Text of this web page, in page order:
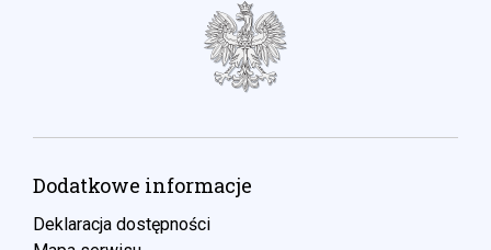
Dodatkowe informacje
Deklaracja dostępności